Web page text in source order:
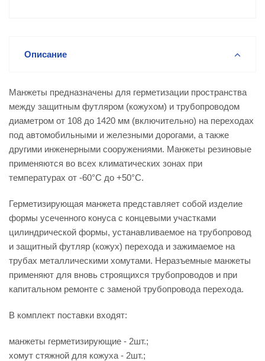
Описание
Манжеты предназначены для герметизации пространства
между защитным футляром (кожухом) и трубопроводом
диаметром от 108 до 1420 мм (включительно) на переходах
под автомобильными и железными дорогами, а также
другими инженерными сооружениями. Манжеты резиновые
применяются во всех климатических зонах при
температурах от -60°С до +50°С.
Герметизирующая манжета представляет собой изделие
формы усеченного конуса с концевыми участками
цилиндрической формы, устанавливаемое на трубопровод
и защитный футляр (кожух) перехода и зажимаемое на
трубах металлическими хомутами. Неразъемные манжеты
применяют для вновь строящихся трубопроводов и при
капитальном ремонте с заменой трубопровода перехода.
В комплект поставки входят:
манжеты герметизирующие - 2шт.;
хомут стяжной для кожуха - 2шт.;